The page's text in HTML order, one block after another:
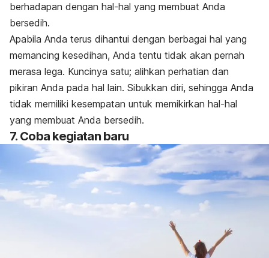
berhadapan dengan hal-hal yang membuat Anda
bersedih.
Apabila Anda terus dihantui dengan berbagai hal yang
memancing kesedihan, Anda tentu tidak akan pernah
merasa lega. Kuncinya satu; alihkan perhatian dan
pikiran Anda pada hal lain. Sibukkan diri, sehingga Anda
tidak memiliki kesempatan untuk memikirkan hal-hal
yang membuat Anda bersedih.
7. Coba kegiatan baru